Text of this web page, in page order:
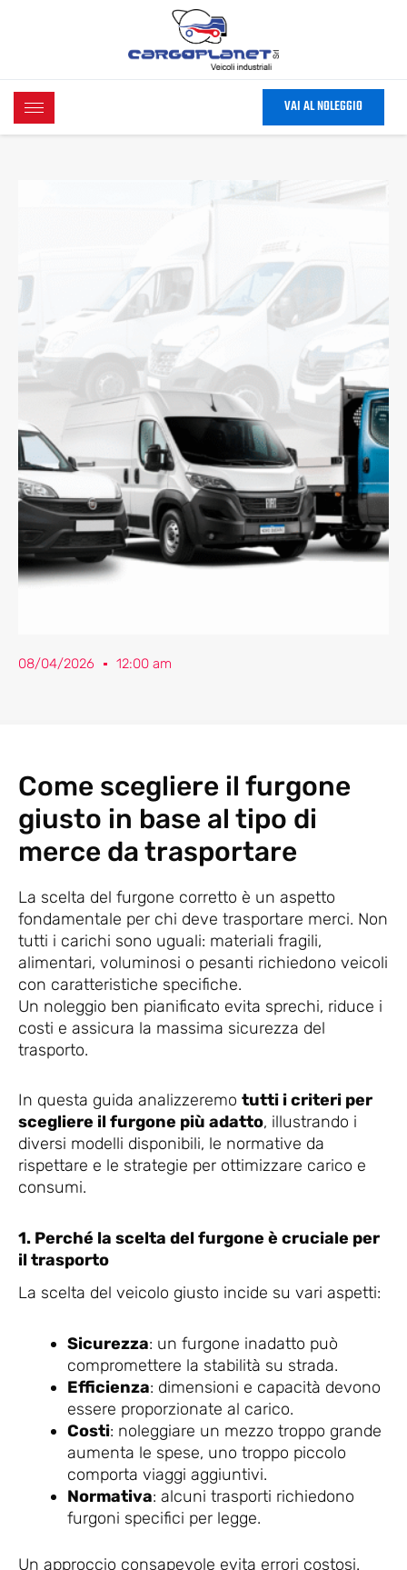
VAI AL NOLEGGIO
08/04/2026 12:00 am
Come scegliere il furgone
giusto in base al tipo di
merce da trasportare
La scelta del furgone corretto è un aspetto
fondamentale per chi deve trasportare merci. Non
tutti i carichi sono uguali: materiali fragili,
alimentari, voluminosi o pesanti richiedono veicoli
con caratteristiche specifiche.
Un noleggio ben pianificato evita sprechi, riduce i
costi e assicura la massima sicurezza del
trasporto.
In questa guida analizzeremo tutti i criteri per
scegliere il furgone più adatto, illustrando i
diversi modelli disponibili, le normative da
rispettare e le strategie per ottimizzare carico e
consumi.
1. Perché la scelta del furgone è cruciale per
il trasporto
La scelta del veicolo giusto incide su vari aspetti:
Sicurezza: un furgone inadatto può
compromettere la stabilità su strada.
Efficienza: dimensioni e capacità devono
essere proporzionate al carico.
Costi: noleggiare un mezzo troppo grande
aumenta le spese, uno troppo piccolo
comporta viaggi aggiuntivi.
Normativa: alcuni trasporti richiedono
furgoni specifici per legge.
Un approccio consapevole evita errori costosi.